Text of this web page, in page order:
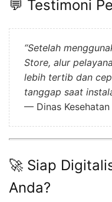
💬 Testimoni
“Setelah
Store, alur
lebih tertib dan
tanggap saat
— Dinas Kesehatan
🚀 Siap
Anda?